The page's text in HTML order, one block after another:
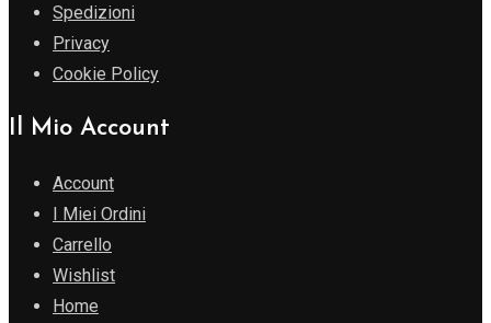
Spedizioni
Privacy
Cookie Policy
Il Mio Account
Account
I Miei Ordini
Carrello
Wishlist
Home